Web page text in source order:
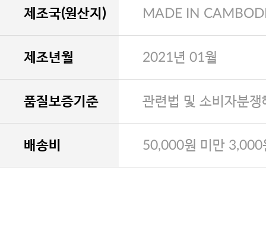
제조국(원산지) MADE IN
제조년월 2021년 01월
품질보증기준 관련법 및 소비자분
배송비 50,000원 미만 3,000